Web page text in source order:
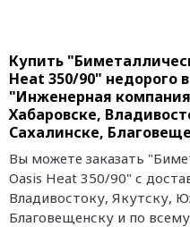
Купить
Heat 350/90" недорого
"Инженерная
Хабаровске,
Сахалинске,
Вы можете заказать
Oasis Heat 350/90" с
Владивостоку, Якутску,
Благовещенску и по